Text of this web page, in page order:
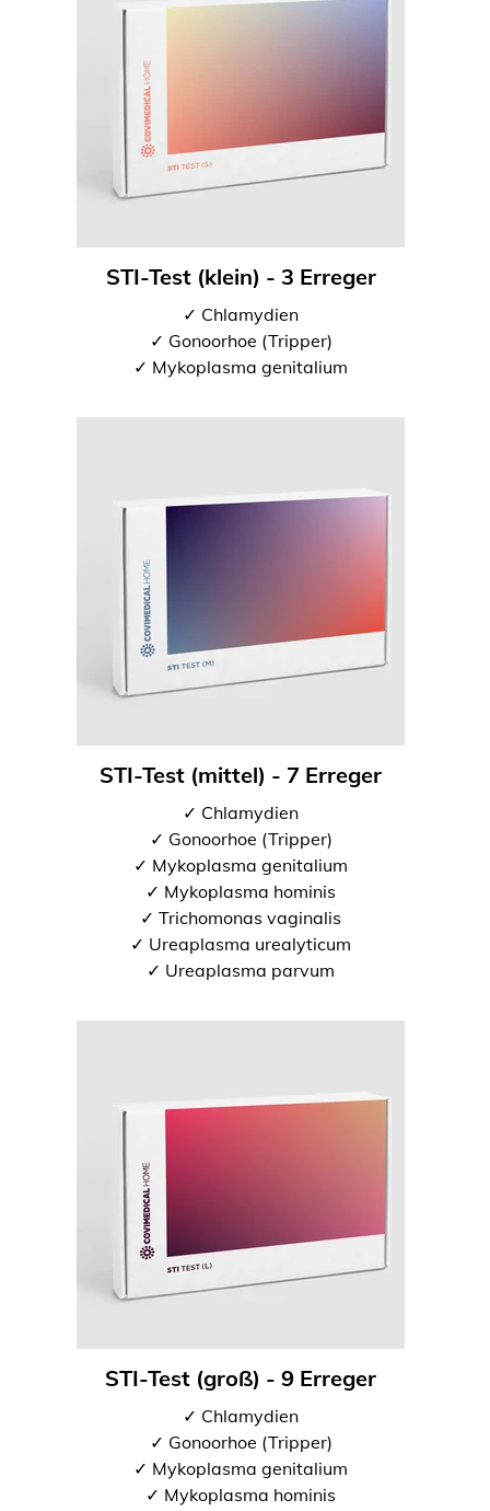
STI-Test (klein) - 3 Erreger
✓ Chlamydien
✓ Gonoorhoe (Tripper)
✓ Mykoplasma genitalium
STI-Test (mittel) - 7 Erreger
✓ Chlamydien
✓ Gonoorhoe (Tripper)
✓ Mykoplasma genitalium
✓ Mykoplasma hominis
✓ Trichomonas vaginalis
✓ Ureaplasma urealyticum
✓ Ureaplasma parvum
STI-Test (groß) - 9 Erreger
✓ Chlamydien
✓ Gonoorhoe (Tripper)
✓ Mykoplasma genitalium
✓ Mykoplasma hominis